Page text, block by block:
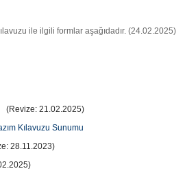
ile ilgili formlar aşağıdadır. (24.02.2025)
(Revize: 21.02.2025)
Kılavuzu Sunumu
28.11.2023)